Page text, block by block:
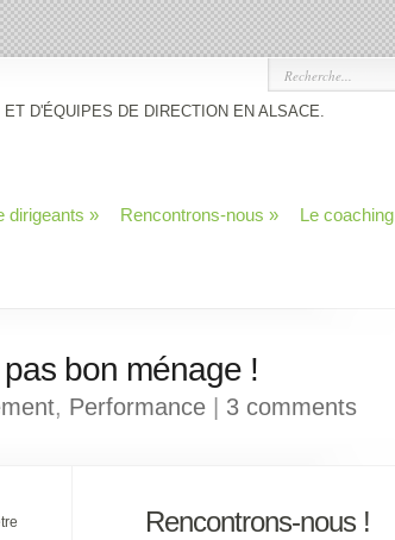
D'ÉQUIPES DE DIRECTION EN ALSACE.
dirigeants » Rencontrons-nous » Le coaching
bon ménage !
, Performance| 3 comments
Rencontrons-nous !